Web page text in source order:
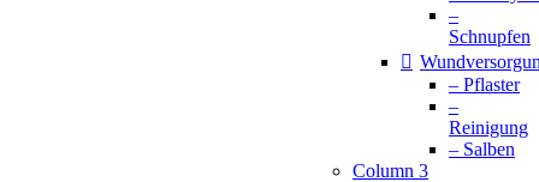
–
Schnupfen
– Pflaster
–
Reinigung
– Salben
Column 3